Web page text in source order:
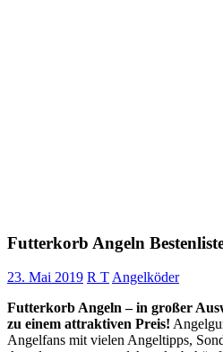
Futterkorb Angeln
23. Mai 2019 R TAngelköder
Futterkorb Angeln – in großer
zu einem attraktiven Preis!
Angelfans mit vielen Angeltipps,